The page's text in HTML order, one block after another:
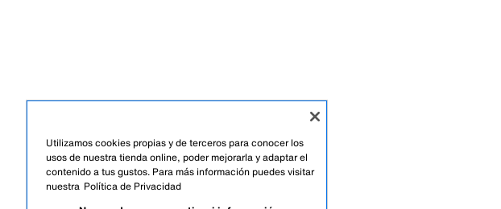
Utilizamos cookies propias y de terceros para conocer los
usos de nuestra tienda online, poder mejorarla y adaptar el
contenido a tus gustos. Para más información puedes visitar
nuestra Política de Privacidad